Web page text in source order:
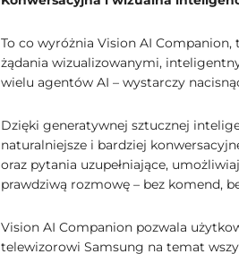
To co wyróżnia Vision AI
żądania wizualizowanymi,
wielu agentów AI – wystarczy
Dzięki generatywnej sztucznej
naturalniejsze i bardziej
oraz pytania uzupełniające,
prawdziwą rozmowę – bez komend,
Vision AI Companion pozwala
telewizorowi Samsung na temat